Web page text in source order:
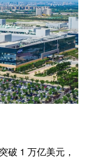
破 1 万亿美元，